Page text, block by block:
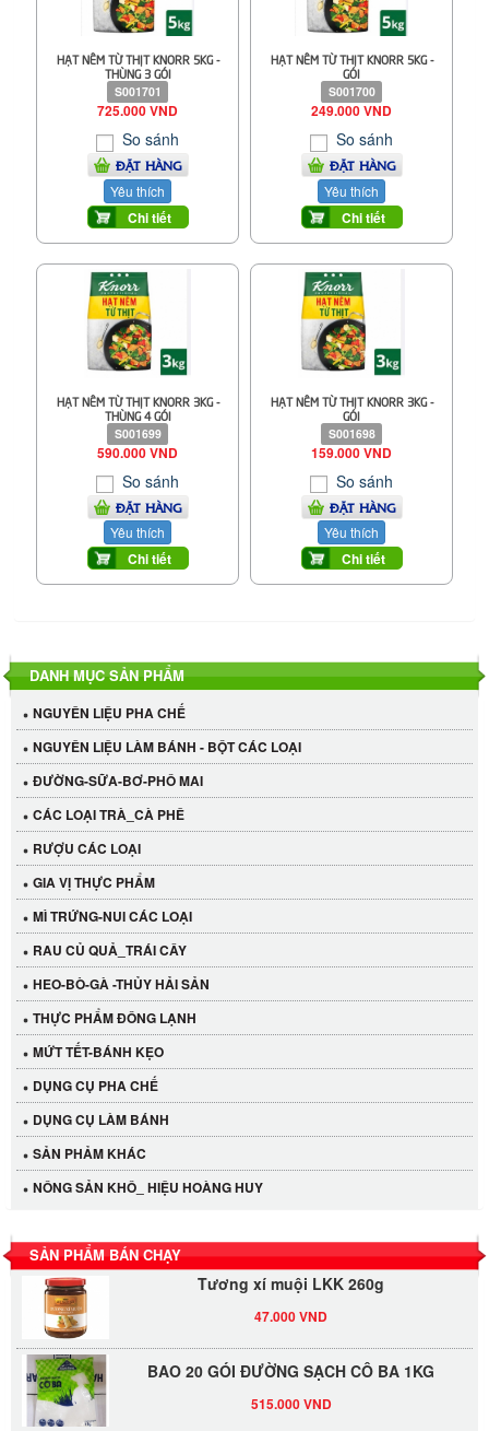
HẠT NÊM TỪ THỊT KNORR 5KG -
THÙNG 3 GÓI
S001701
725.000 VND
So sánh
ĐẶT HÀNG
Yêu thích
Chi tiết
HẠT NÊM TỪ THỊT KNORR 5KG -
GÓI
S001700
249.000 VND
So sánh
ĐẶT HÀNG
Yêu thích
Chi tiết
HẠT NÊM TỪ THỊT KNORR 3KG -
THÙNG 4 GÓI
S001699
590.000 VND
So sánh
ĐẶT HÀNG
Yêu thích
Chi tiết
HẠT NÊM TỪ THỊT KNORR 3KG -
GÓI
S001698
159.000 VND
So sánh
ĐẶT HÀNG
Yêu thích
Chi tiết
DANH MỤC SẢN PHẨM
NGUYÊN LIỆU PHA CHẾ
NGUYÊN LIỆU LÀM BÁNH - BỘT CÁC LOẠI
ĐƯỜNG-SỮA-BƠ-PHÔ MAI
CÁC LOẠI TRÀ_CÀ PHÊ
RƯỢU CÁC LOẠI
GIA VỊ THỰC PHẨM
MÌ TRỨNG-NUI CÁC LOẠI
RAU CỦ QUẢ_TRÁI CÂY
HEO-BÒ-GÀ -THỦY HẢI SẢN
THỰC PHẨM ĐÔNG LẠNH
MỨT TẾT-BÁNH KẸO
DỤNG CỤ PHA CHẾ
DỤNG CỤ LÀM BÁNH
SẢN PHẢM KHÁC
NÔNG SẢN KHÔ_ HIỆU HOÀNG HUY
SẢN PHẨM BÁN CHẠY
Cần Tây Đà Lạt
LỐC 12 HỦ Tương xí muội LKK 260g
Tương xí muội LKK 260g
BAO 20 GÓI ĐƯỜNG SẠCH CÔ BA 1KG